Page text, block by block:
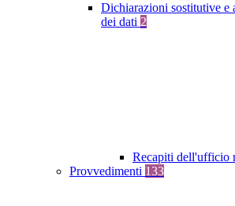
Dichiarazioni sostitutive e
dei dati 2
Recapiti dell'ufficio
Provvedimenti 133